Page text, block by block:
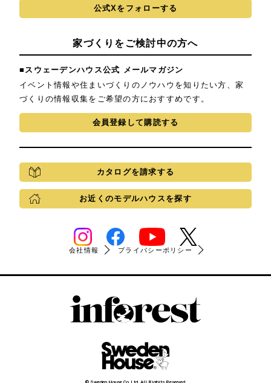
公式Xをフォローする
家づくりをご検討中の方へ
■スウェーデンハウス公式 メールマガジン
イベント情報や住まいづくりのノウハウを知りたい方、家
づくりの情報収集をご希望の方におすすめです。
会員登録して購読する
カタログを請求する
お近くのモデルハウスを探す
会社情報 プライバシーポリシー